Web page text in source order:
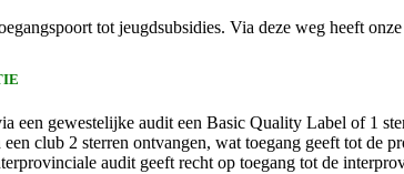
tot jeugdsubsidies. Via deze weg heeft
een gewestelijke audit een Basic Quality Label of 1
club 2 sterren ontvangen, wat toegang geeft tot de
audit geeft recht op toegang tot de